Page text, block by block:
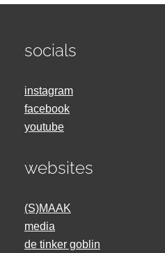
socials
instagram
facebook
youtube
websites
(S)MAAK
media
de tinker goblin